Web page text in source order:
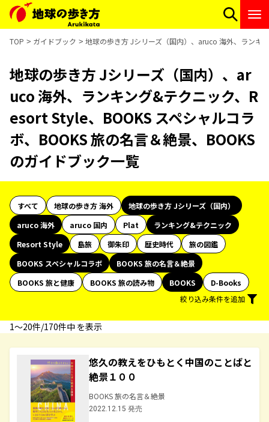
TOP ガイドブック 地球の歩き方 Jシリーズ（国内）、aruco 海外、ランキ
地球の歩き方 Jシリーズ（国内）、ar
uco 海外、ランキング&テクニック、R
esort Style、BOOKS スペシャルコラ
ボ、BOOKS 旅の名言＆絶景、BOOKS
のガイドブック一覧
すべて 地球の歩き方 海外
地球の歩き方 Jシリーズ（国内）
aruco 海外
aruco 国内 Plat
ランキング&テクニック
Resort Style
島旅 御朱印 歴史時代
旅の図鑑
BOOKS スペシャルコラボ
BOOKS 旅の名言＆絶景
BOOKS 旅と健康
BOOKS 旅の読み物 BOOKS
D-Books
絞り込み条件を追加
1〜20件/170件中 を表示
悠久の教えをひもとく中国のことばと
絶景１００
BOOKS 旅の名言＆絶景
2022.12.15 発売